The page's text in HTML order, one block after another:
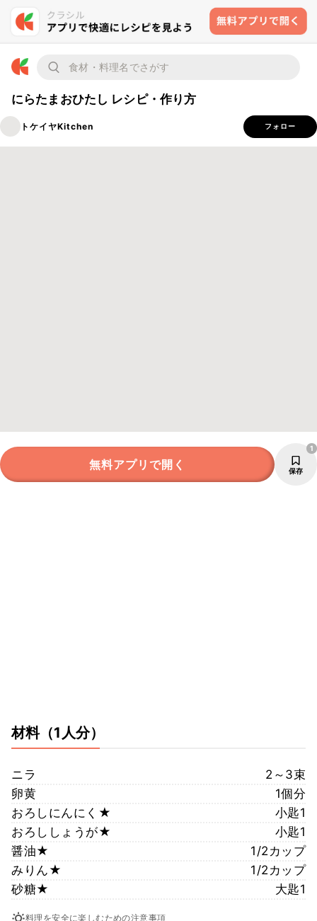
にらたまおひたし レシピ・作り方
トケイヤKitchen フォロー
無料アプリで開く 保存
1
材料（1人分）
ニラ
2～3束
卵黄
1個分
おろしにんにく★
小匙1
おろししょうが★
小匙1
醤油★
1/2カップ
みりん★
1/2カップ
砂糖★
大匙1
料理を安全に楽しむための注意事項